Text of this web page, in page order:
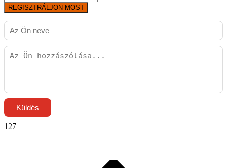
REGISZTRÁLJON MOST
Küldés
127